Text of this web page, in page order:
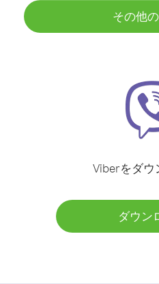
その他
Viberをダウ
ダウン